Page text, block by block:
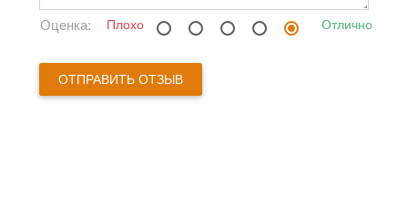
Оценка: Плохо Отлично